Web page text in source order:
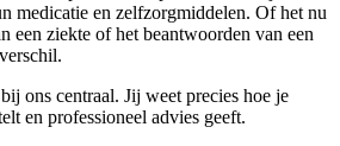
medicatie en zelfzorgmiddelen. Of het nu
een ziekte of het beantwoorden van een
ons centraal. Jij weet precies hoe je
en professioneel advies geeft.